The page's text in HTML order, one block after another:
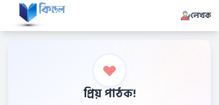
লেখক
প্রিয় পাঠক!